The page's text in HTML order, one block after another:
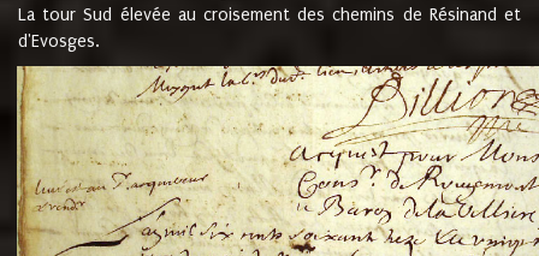
La tour Sud élevée au croisement des chemins de Résinand et
d'Evosges.